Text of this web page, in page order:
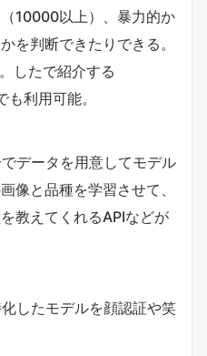
10000以上）、暴力的か
を判断できたりできる。
したで紹介する
利用可能。
データを用意してモデル
像と品種を学習させて、
教えてくれるAPIなどが
したモデルを顔認証や笑